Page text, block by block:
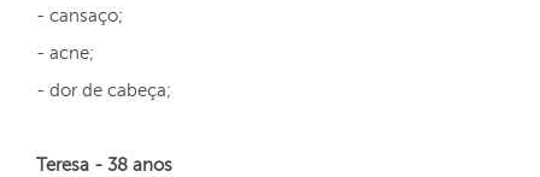
- cansaço;
- acne;
- dor de cabeça;
Teresa - 38 anos